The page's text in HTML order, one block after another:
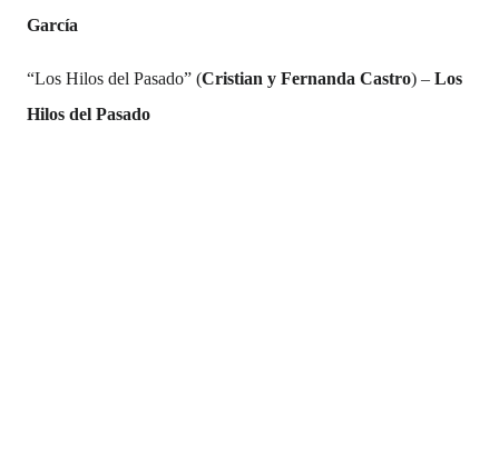
García
“Los Hilos del Pasado” (Cristian y Fernanda Castro) – Los
Hilos del Pasado